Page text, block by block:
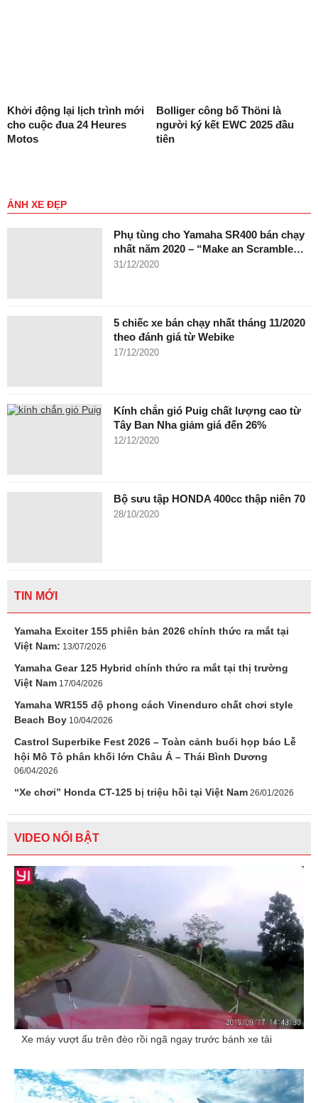
Khởi động lại lịch trình mới
cho cuộc đua 24 Heures
Motos
Bolliger công bố Thöni là
người ký kết EWC 2025 đầu
tiên
ẢNH XE ĐẸP
Phụ tùng cho Yamaha SR400 bán chạy
nhất năm 2020 – “Make an Scramble…
31/12/2020
5 chiếc xe bán chạy nhất tháng 11/2020
theo đánh giá từ Webike
17/12/2020
Kính chắn gió Puig chất lượng cao từ
Tây Ban Nha giảm giá đến 26%
12/12/2020
Bộ sưu tập HONDA 400cc thập niên 70
28/10/2020
TIN MỚI
Yamaha Exciter 155 phiên bản 2026 chính thức ra mắt tại
Việt Nam: 13/07/2026
Yamaha Gear 125 Hybrid chính thức ra mắt tại thị trường
Việt Nam 17/04/2026
Yamaha WR155 độ phong cách Vinenduro chất chơi style
Beach Boy 10/04/2026
Castrol Superbike Fest 2026 – Toàn cảnh buổi họp báo Lễ
hội Mô Tô phân khối lớn Châu Á – Thái Bình Dương
06/04/2026
“Xe chơi” Honda CT-125 bị triệu hồi tại Việt Nam 26/01/2026
VIDEO NỔI BẬT
Xe máy vượt ẩu trên đèo rồi ngã ngay trước bánh xe tải